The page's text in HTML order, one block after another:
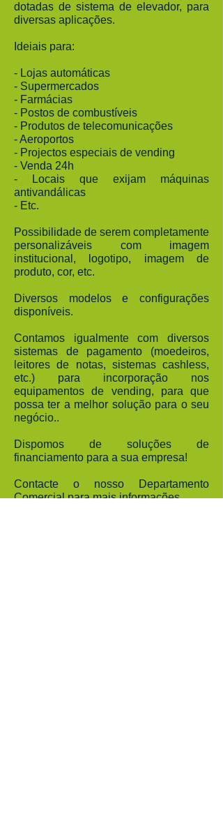
dotadas de sistema de elevador, para
diversas aplicações.
Ideiais para:
- Lojas automáticas
- Supermercados
- Farmácias
- Postos de combustíveis
- Produtos de telecomunicações
- Aeroportos
- Projectos especiais de vending
- Venda 24h
- Locais que exijam máquinas
antivandálicas
- Etc.
Possibilidade de serem completamente
personalizáveis com imagem
institucional, logotipo, imagem de
produto, cor, etc.
Diversos modelos e configurações
disponíveis.
Contamos igualmente com diversos
sistemas de pagamento (moedeiros,
leitores de notas, sistemas cashless,
etc.) para incorporação nos
equipamentos de vending, para que
possa ter a melhor solução para o seu
negócio..
Dispomos de soluções de
financiamento para a sua empresa!
Contacte o nosso Departamento
Comercial para mais informações.